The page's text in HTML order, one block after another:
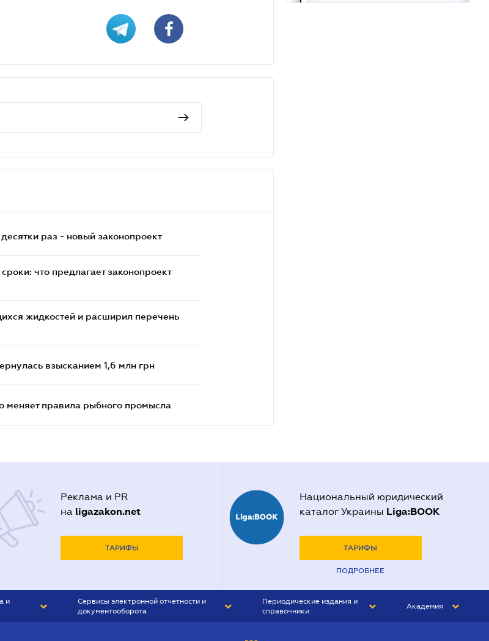
раз - новый законопроект
что предлагает законопроект
жидкостей и расширил перечень
взысканием 1,6 млн грн
меняет правила рыбного промысла
Реклама и PR
на ligazakon.net
ТАРИФЫ
Национальный юридический
каталог Украины Liga:BOOK
ТАРИФЫ
ПОДРОБНЕЕ
и
Сервисы электронной отчетности и
документооборота
Периодические издания и
справочники
Академия